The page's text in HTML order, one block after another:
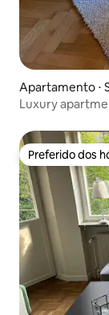
Apartamento ⋅
Luxury
Preferido dos
Preferido dos